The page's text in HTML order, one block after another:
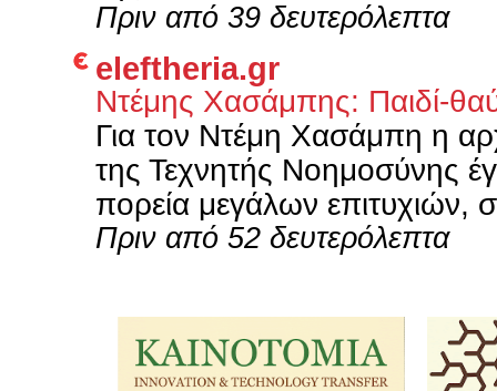
Πριν από 39 δευτερόλεπτα
eleftheria.gr
Ντέμης Χασάμπης: Παιδί-
Για τον Ντέμη Χασάμπη η
της Τεχνητής Νοημοσύνης
πορεία μεγάλων επιτυχιών,
Πριν από 52 δευτερόλεπτα